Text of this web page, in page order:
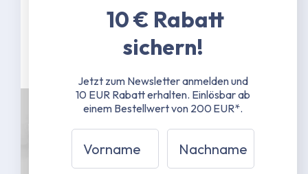
Materialstärke - Stahl
pulverbeschichtet
Mehr erfahren
10 € Rabatt
sichern!
Jetzt zum Newsletter anmelden und
10 EUR Rabatt erhalten. Einlösbar ab
einem Bestellwert von 200 EUR*.
Vorname Nachname